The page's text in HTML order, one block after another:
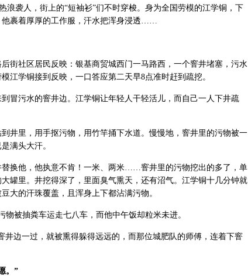
袭人，街上的“短袖衫”们不时穿梭。身为全国劳模的江学铜，下
他裹着厚厚的工作服，汗水把浑身浸透……
社区居民反映：银基商贸城西门一马路西，一个窨井堵塞，污水
江学铜接到反映，一口答应第二天早8点准时赶到疏挖。
污水的窨井边。江学铜让年轻人干轻活儿，而自己一人下井疏
里，用手抠污物，用竹竿捅下水道。慢慢地，窨井里的污物被一
满头大汗。
换他，他执意不肯！一米、两米……窨井里的污物挖出的多了，单
罐里。井挖得深了，里面臭气熏天，还有沼气。江学铜十几分钟就
大的汗珠覆盖，且浑身上下都沾满污物。
被抽粪车运走七八车，而他中午饭却粒米未进。
边一过，就被熏得躲得远远的，而那位城肥队的师傅，连着下窨
。”